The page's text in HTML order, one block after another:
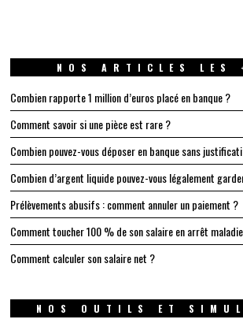
NOS ARTICLES LES
Combien rapporte 1 million d’euros placé en banque ?
Comment savoir si une pièce est rare ?
Combien pouvez-vous déposer en banque sans
Combien d’argent liquide pouvez-vous légalement
Prélèvements abusifs : comment annuler un paiement ?
Comment toucher 100 % de son salaire en arrêt
Comment calculer son salaire net ?
NOS OUTILS ET